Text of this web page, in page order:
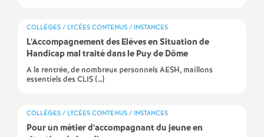
e
r
COLLÈGES / LYCÉES CONTENUS / INSTANCES
L’Accompagnement des Elèves en Situation de
Handicap mal traité dans le Puy de Dôme
A la rentrée, de nombreux personnels AESH, maillons
essentiels des CLIS (…)
COLLÈGES / LYCÉES CONTENUS / INSTANCES
Pour un métier d’accompagnant du jeune en